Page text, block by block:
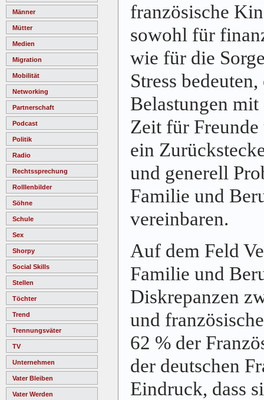
Männer
Mütter
Medien
Migration
Mobilität
Networking
Partnerschaft
Podcast
Politik
Radio
Rechtssprechung
Rolllenbilder
Söhne
Schule
Sex
Shorpy
Social Skills
Stellen
Töchter
Trend
Trennungsväter
TV
Unternehmen
Vater Bleiben
Vater Werden
französische
sowohl für
wie für die
Stress
Belastungen
Zeit für Freunde
ein
und generell
Familie und
vereinbaren.
Auf dem Feld
Familie und
Diskrepanzen
und
62 % der
der deutschen
Eindruck, dass